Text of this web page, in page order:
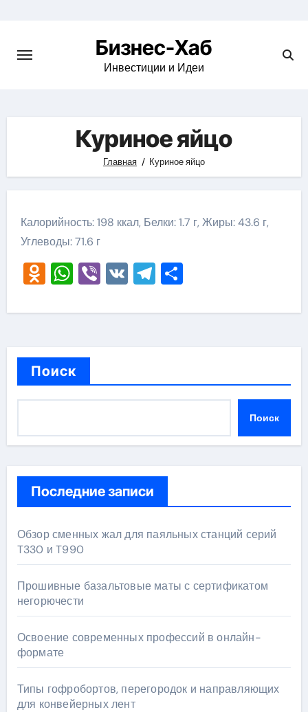
content
Бизнес-Хаб
Инвестиции и Идеи
Куриное яйцо
Главная Куриное яйцо
Калорийность: 198 ккал, Белки: 1.7 г, Жиры: 43.6 г,
Углеводы: 71.6 г
Odnoklassniki
WhatsApp
Viber
VKTelegram
Отправить
Поиск
Поиск
Последние записи
Обзор сменных жал для паяльных станций серий
T330 и T990
Прошивные базальтовые маты с сертификатом
негорючести
Освоение современных профессий в онлайн-
формате
Типы гофробортов, перегородок и направляющих
для конвейерных лент